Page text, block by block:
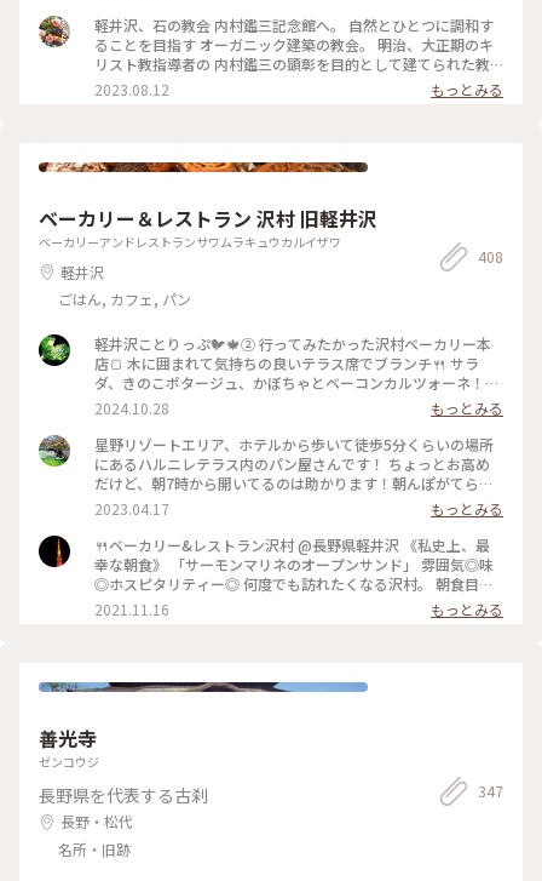
軽井沢、石の教会 内村鑑三記念館へ。 自然とひとつに調和す
ることを目指す オーガニック建築の教会。 明治、大正期のキ
リスト教指導者の 内村鑑三の顕彰を目的として建てられた教
会です。 地上は礼拝堂で、写真は地下の 内村鑑三記念堂の外
です。 （この日は夕方から結婚式だったため 礼拝堂は撮影で
によるもので、 石は男性で、ガラスは女性を 象徴しているそ
っぷ旅 #美しい町 #オーガニック建築
2023.08.12 もっとみる
ベーカリー＆レストラン 沢村 旧軽井沢
ベーカリーアンドレストランサワムラキュウカルイザワ
軽井沢
ごはん, カフェ, パン
408
軽井沢ことりっぷ🐦️🍁② 行ってみたかった沢村ベーカリー本
店🍞 木に囲まれて気持ちの良いテラス席でブランチ🍴 サラ
ダ、きのこポタージュ、かぼちゃとベーコンカルツォーネ！軽
井沢限定の言葉に惹かれてカルツォーネを選びました😋♡♫ご
ろごろ肉厚ベーコン、濃厚チーズがとろ〜り、かぼちゃの甘さ
も美味しくて秋を感じました🎃💕 ショーケースは横に長〜く
てパンの品揃えも豊富で買いたくなりましたが新宿に帰ったら
買えるからなぁと眺めて我慢〜😊💓 #沢村ベーカリー #ベーカ
リー＆レストラン沢村 #本店 #旧軽井沢 #緑がきれい #緑に囲
まれて #ブランチ #カルツォーネ #ベーカリー #軽井沢 #限定 #
軽井沢ことりっぷ
2024.10.28
もっとみる
星野リゾートエリア、ホテルから歩いて徒歩5分くらいの場所
にあるハルニレテラス内のパン屋さんです！ ちょっとお高め
だけど、朝7時から開いてるのは助かります！朝んぽがてら行
ってみてはいかがでしょうか？ 小鳥のさえずり、川のせせら
ぎに癒されながら、美味しいパンが堪能できます😊 #パン屋 #
軽井沢 #私のことりっぷ旅
2023.04.17
もっとみる
🍴ベーカリー&レストラン沢村 @長野県軽井沢 《私史上、最
幸な朝食》 「サーモンマリネのオープンサンド」 雰囲気◎味
◎ホスピタリティー◎ 何度でも訪れたくなる沢村。 朝食目当
てに朝早くから混雑することもあるそう。 それでも食べたくな
る沢村のモーニング。 私は軽井沢でのモーニングは沢村一択で
ン #モーニング #私のことりっぷ
2021.11.16 もっとみる
善光寺
ゼンコウジ
長野県を代表する古刹
長野・松代
名所・旧跡
347